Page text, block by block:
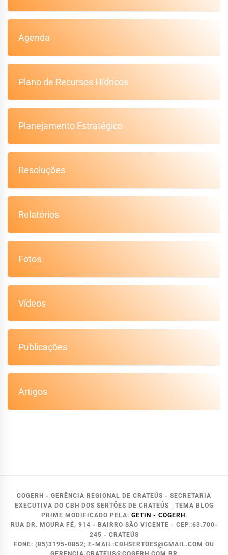
Agenda
Plano de Recursos Hídricos
Planejamento Estratégico
Resoluções
Relatórios
Fotos
Vídeos
Publicações
Artigos
COGERH - GERÊNCIA REGIONAL DE CRATEÚS - SECRETARIA
EXECUTIVA DO CBH DOS SERTÕES DE CRATEÚS
TEMA BLOG
PRIME MODIFICADO PELA: GETIN - COGERH .
RUA DR. MOURA FÉ, 914 - BAIRRO SÃO VICENTE - CEP.:63.700-
245 - CRATEÚS
FONE: (85)3195-0852; E-MAIL:CBHSERTOES@GMAIL.COM OU